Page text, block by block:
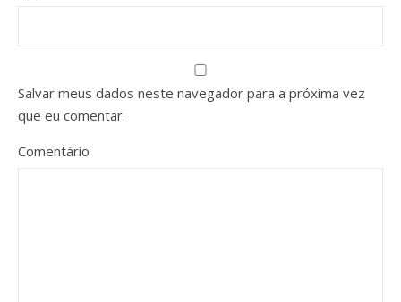
Salvar meus dados neste navegador para a próxima vez
que eu comentar.
Comentário